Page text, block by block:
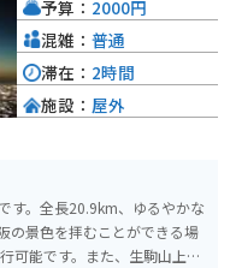
す。全長20.9km、ゆるやかな
の景色を拝むことができる場
予算： 2000円
混雑： 普通
滞在： 2時間
施設： 屋外